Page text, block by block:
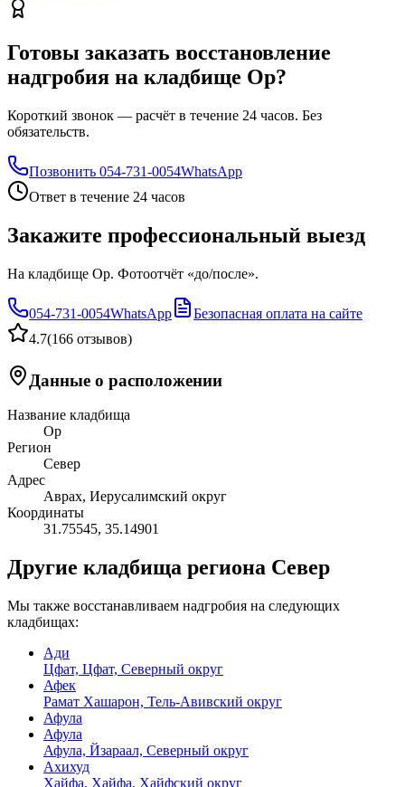
Готовы заказать восстановление
надгробия на кладбище Ор?
Короткий звонок — расчёт в течение 24 часов. Без
обязательств.
Позвонить 054-731-0054WhatsApp
Ответ в течение 24 часов
Закажите профессиональный выезд
На кладбище Ор. Фотоотчёт «до/после».
054-731-0054WhatsApp
Безопасная оплата на сайте
4.7(166 отзывов)
Данные о расположении
Название кладбища
Ор
Регион
Север
Адрес
Аврах, Иерусалимский округ
Координаты
31.75545, 35.14901
Другие кладбища региона Север
Мы также восстанавливаем надгробия на следующих
кладбищах:
Ади
Цфат, Цфат, Северный округ
Афек
Рамат Хашарон, Тель-Авивский округ
Афула
Афула
Афула, Йзараал, Северный округ
Ахихуд
Хайфа, Хайфа, Хайфский округ